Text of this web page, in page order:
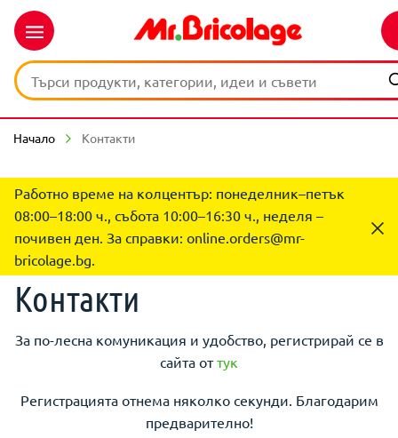
Начало Контакти
Работно време на колцентър: понеделник–петък
08:00–18:00 ч., събота 10:00–16:30 ч., неделя –
почивен ден. За справки: online.orders@mr-
bricolage.bg.
Контакти
За по-лесна комуникация и удобство, регистрирай се в
сайта оттук
Регистрацията отнема няколко секунди. Благодарим
предварително!